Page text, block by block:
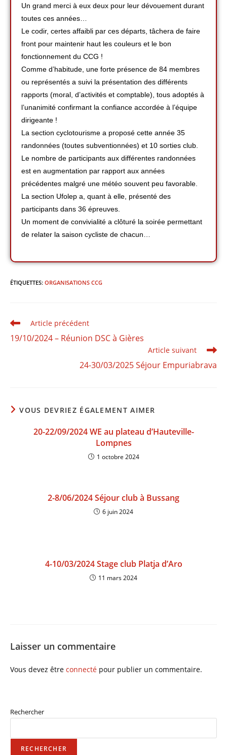
Un grand merci à eux deux pour leur dévouement durant
toutes ces années…
Le codir, certes affaibli par ces départs, tâchera de faire
front pour maintenir haut les couleurs et le bon
fonctionnement du CCG !
Comme d’habitude, une forte présence de 84 membres
ou représentés a suivi la présentation des différents
rapports (moral, d’activités et comptable), tous adoptés à
l’unanimité confirmant la confiance accordée à l’équipe
dirigeante !
La section cyclotourisme a proposé cette année 35
randonnées (toutes subventionnées) et 10 sorties club.
Le nombre de participants aux différentes randonnées
est en augmentation par rapport aux années
précédentes malgré une météo souvent peu favorable.
La section Ufolep a, quant à elle, présenté des
participants dans 36 épreuves.
Un moment de convivialité a clôturé la soirée permettant
de relater la saison cycliste de chacun…
ÉTIQUETTES: ORGANISATIONS CCG
Article précédent
19/10/2024 – Réunion DSC à Gières
Article suivant
24-30/03/2025 Séjour Empuriabrava
VOUS DEVRIEZ ÉGALEMENT AIMER
20-22/09/2024 WE au plateau d’Hauteville-
Lompnes
1 octobre 2024
2-8/06/2024 Séjour club à Bussang
6 juin 2024
4-10/03/2024 Stage club Platja d’Aro
11 mars 2024
Laisser un commentaire
Vous devez être connecté pour publier un commentaire.
Rechercher
RECHERCHER